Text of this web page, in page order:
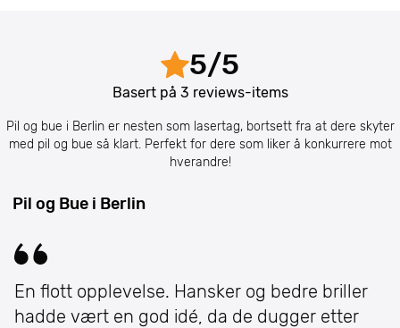
5/5
Basert på 3 reviews-items
Pil og bue i Berlin er nesten som lasertag, bortsett fra at dere skyter
med pil og bue så klart. Perfekt for dere som liker å konkurrere mot
hverandre!
Pil og Bue i Berlin
En flott opplevelse. Hansker og bedre briller
hadde vært en god idé, da de dugger etter